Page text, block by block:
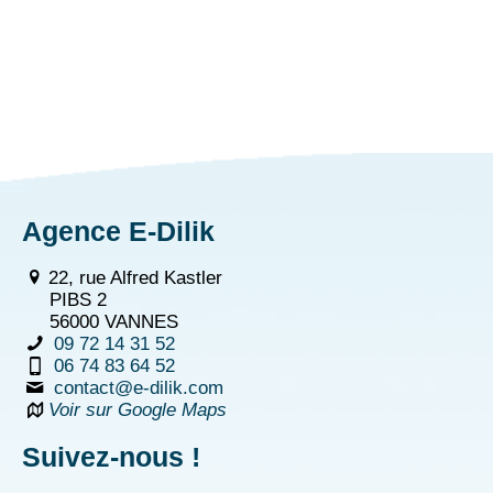
Agence E-Dilik
22, rue Alfred Kastler
PIBS 2
56000 VANNES
09 72 14 31 52
06 74 83 64 52
contact@e-dilik.com
Voir sur Google Maps
Suivez-nous !